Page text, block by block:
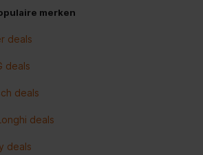
merken
deals
deals
deals
deals
deals